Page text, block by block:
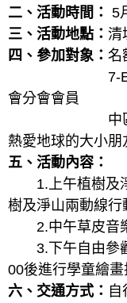
二、活動時間： 5
三、活動地點： 清
四、參加對象： 名
7-ELEVEN
會分會會員
中區商場員
熱愛地球的大小朋
五、活動內容：
1.上午植樹及淨
樹及淨山兩動線行
2.中午草皮音
3.下午自由參觀
00後進行學童繪畫
六、交通方式： 自